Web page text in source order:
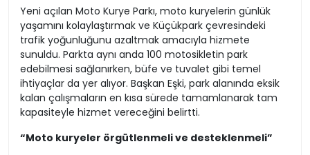
Yeni açılan Moto Kurye Parkı, moto kuryelerin günlük
yaşamını kolaylaştırmak ve Küçükpark çevresindeki
trafik yoğunluğunu azaltmak amacıyla hizmete
sunuldu. Parkta aynı anda 100 motosikletin park
edebilmesi sağlanırken, büfe ve tuvalet gibi temel
ihtiyaçlar da yer alıyor. Başkan Eşki, park alanında eksik
kalan çalışmaların en kısa sürede tamamlanarak tam
kapasiteyle hizmet vereceğini belirtti.
“Moto kuryeler örgütlenmeli ve desteklenmeli”